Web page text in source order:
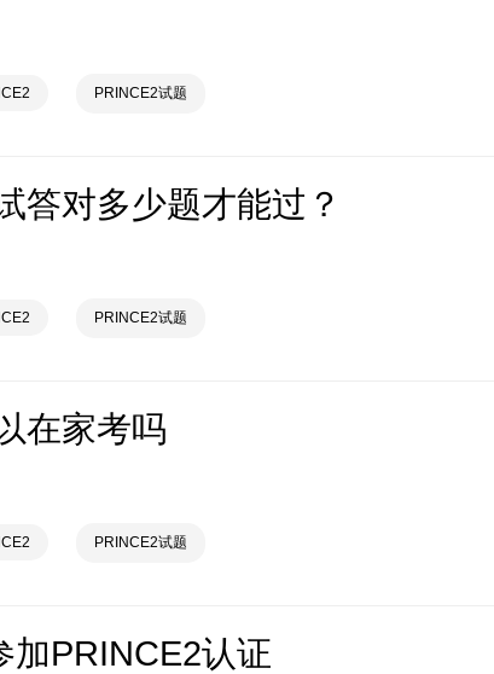
PRINCE2试题
答对多少题才能过？
PRINCE2试题
在家考吗
PRINCE2试题
加PRINCE2认证